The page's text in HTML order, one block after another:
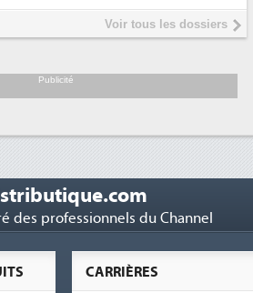
de Fabrice Coquio,
de Digital Realty...
les...
Voir tous les dossiers
Publicité
des professionnels du Channel
CARRIÈRES